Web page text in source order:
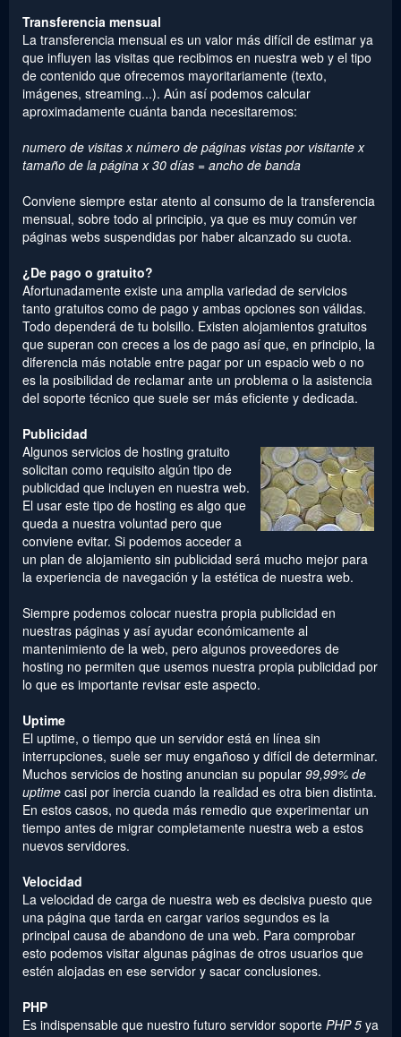
Transferencia mensual
La transferencia mensual es un valor más difícil de estimar ya
que influyen las visitas que recibimos en nuestra web y el tipo
de contenido que ofrecemos mayoritariamente (texto,
imágenes, streaming...). Aún así podemos calcular
aproximadamente cuánta banda necesitaremos:
numero de visitas x número de páginas vistas por visitante x
tamaño de la página x 30 días = ancho de banda
Conviene siempre estar atento al consumo de la transferencia
mensual, sobre todo al principio, ya que es muy común ver
páginas webs suspendidas por haber alcanzado su cuota.
¿De pago o gratuito?
Afortunadamente existe una amplia variedad de servicios
tanto gratuitos como de pago y ambas opciones son válidas.
Todo dependerá de tu bolsillo. Existen alojamientos gratuitos
que superan con creces a los de pago así que, en principio, la
diferencia más notable entre pagar por un espacio web o no
es la posibilidad de reclamar ante un problema o la asistencia
del soporte técnico que suele ser más eficiente y dedicada.
Publicidad
Algunos servicios de hosting gratuito
solicitan como requisito algún tipo de
publicidad que incluyen en nuestra web.
El usar este tipo de hosting es algo que
queda a nuestra voluntad pero que
conviene evitar. Si podemos acceder a
un plan de alojamiento sin publicidad será mucho mejor para
la experiencia de navegación y la estética de nuestra web.
Siempre podemos colocar nuestra propia publicidad en
nuestras páginas y así ayudar económicamente al
mantenimiento de la web, pero algunos proveedores de
hosting no permiten que usemos nuestra propia publicidad por
lo que es importante revisar este aspecto.
Uptime
El uptime, o tiempo que un servidor está en línea sin
interrupciones, suele ser muy engañoso y difícil de determinar.
Muchos servicios de hosting anuncian su popular 99,99% de
uptime casi por inercia cuando la realidad es otra bien distinta.
En estos casos, no queda más remedio que experimentar un
tiempo antes de migrar completamente nuestra web a estos
nuevos servidores.
Velocidad
La velocidad de carga de nuestra web es decisiva puesto que
una página que tarda en cargar varios segundos es la
principal causa de abandono de una web. Para comprobar
esto podemos visitar algunas páginas de otros usuarios que
estén alojadas en ese servidor y sacar conclusiones.
PHP
Es indispensable que nuestro futuro servidor soporte PHP 5 ya